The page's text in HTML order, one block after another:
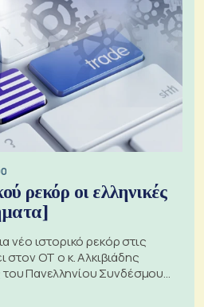
ρεκόρ οι ελληνικές
νέο ιστορικό ρεκόρ στις
στον ΟΤ ο κ. Αλκιβιάδης
Πανελληνίου Συνδέσμου